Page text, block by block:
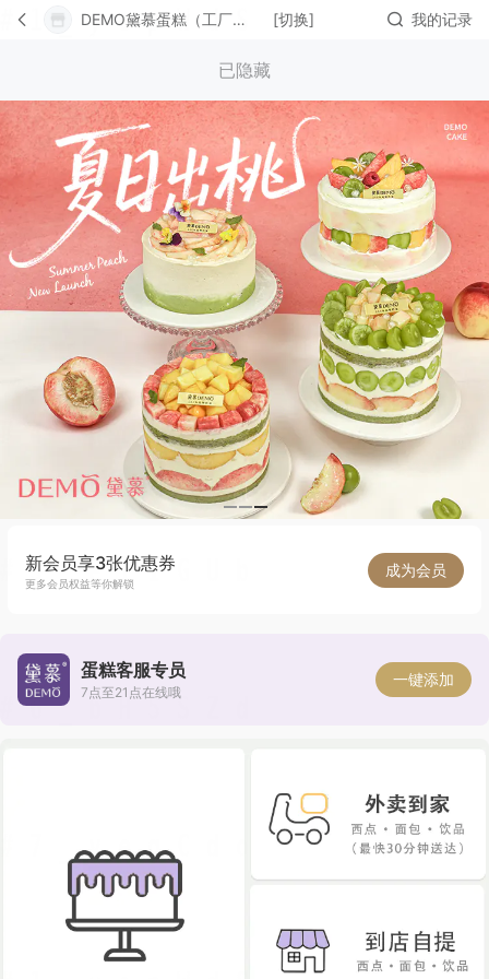
DEMO黛慕蛋糕（工厂店） [切换] 我的记录
已隐藏
新会员享3张优惠券
更多会员权益等你解锁
成为会员
蛋糕客服专员
7点至21点在线哦
一键添加